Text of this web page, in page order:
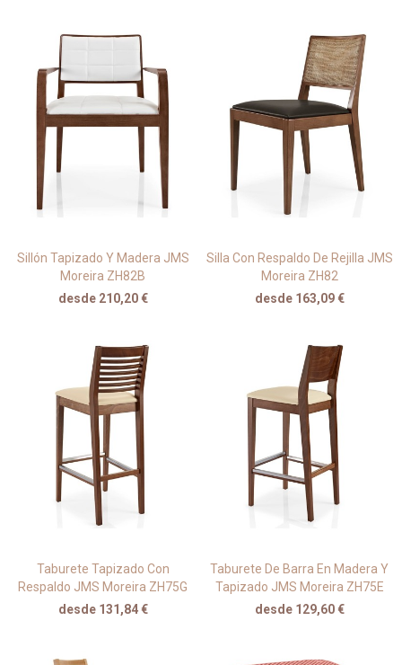
Sillón Tapizado Y Madera JMS
Moreira ZH82B
desde 210,20 €
Silla Con Respaldo De Rejilla JMS
Moreira ZH82
desde 163,09 €
Taburete Tapizado Con
Respaldo JMS Moreira ZH75G
desde 131,84 €
Taburete De Barra En Madera Y
Tapizado JMS Moreira ZH75E
desde 129,60 €